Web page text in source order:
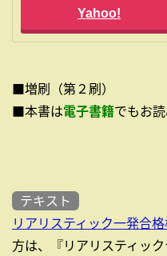
Yahoo!
■増刷（第２刷）
■本書は電子書籍でもお
テキスト
リアリスティック一発合
方は、『リアリスティッ